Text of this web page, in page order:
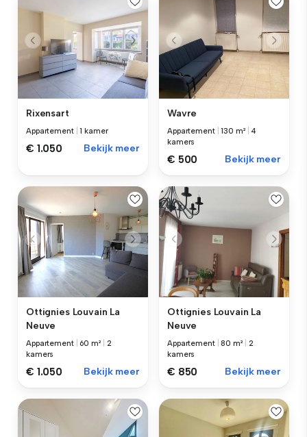
Rixensart
Appartement |1 kamer
€ 1.050 Bekijk meer
Wavre
Appartement |130 m²
4
kamers
€ 500 Bekijk meer
Ottignies Louvain La
Neuve
Appartement 60 m²
2
kamers
€ 1.050 Bekijk meer
Ottignies Louvain La
Neuve
Appartement |80 m²
2
kamers
€ 850 Bekijk meer